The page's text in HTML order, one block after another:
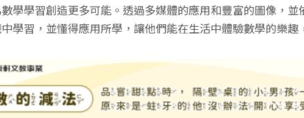
學學習創造更多可能。透過多媒體的應用和豐富的圖像，
學習，並懂得應用所學，讓他們能在生活中體驗數學的樂